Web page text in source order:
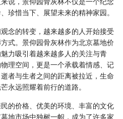
珍惜当下、展望未来的精神家园。
念的转变，越来越多的人开始接受
式。景仰园骨灰林作为北京墓地价
力吸引着越来越多人的关注与青
理空间，更是一个承载着情感、记
者与生者之间的距离被拉近，生命
永远照耀着前行的道路。
的价格、优美的环境、丰富的文化
地市场中独树一帜，成为了许多家